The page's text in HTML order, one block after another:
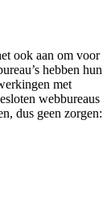
ook aan om voor
hebben hun
met
webbureaus
dus geen zorgen: